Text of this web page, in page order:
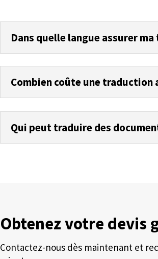
Dans quelle langue assurer
Combien coûte une traduction
Qui peut traduire des
Obtenez votre devis
Contactez-nous dès maintenant et